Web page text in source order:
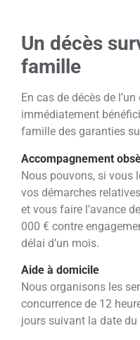
Un décès
famille
En cas de décès de
immédiatement
famille des garanties
Accompagnement
Nous pouvons, si vous
vos démarches
et vous faire l’avance
000 € contre
délai d’un mois.
Aide à domicile
Nous organisons les
concurrence de 12
jours suivant la date